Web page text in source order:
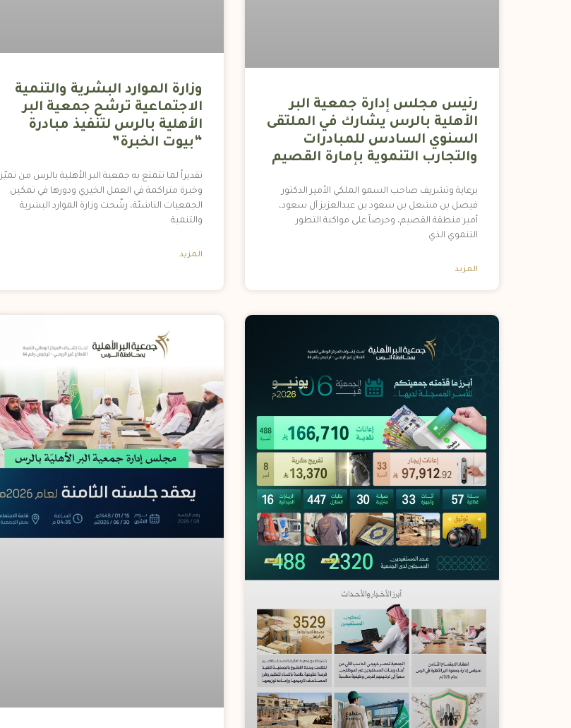
رئيس مجلس إدارة جمعية البر
الأهلية بالرس يشارك في الملتقى
السنوي السادس للمبادرات
والتجارب التنموية بإمارة القصيم
برعاية وتشريف صاحب السمو الملكي الأمير الدكتور
فيصل بن مشعل بن سعود بن عبدالعزيز آل سعود،
أمير منطقة القصيم، وحرصاً على مواكبة التطور
التنموي الذي
المزيد
وزارة الموارد البشرية والتنمية
الاجتماعية ترشح جمعية البر
الأهلية بالرس لتنفيذ مبادرة
“بيوت الخبرة”
تقديراً لما تتمتع به جمعية البر الأهلية بالرس من تميّز
وخبرة متراكمة في العمل الخيري ودورها في تمكين
الجمعيات الناشئة، رشّحت وزارة الموارد البشرية
والتنمية
المزيد